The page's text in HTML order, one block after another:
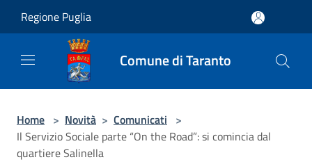
Regione Puglia
Comune di Taranto
Home > Novità > Comunicati >
Il Servizio Sociale parte “On the Road”: si comincia dal
quartiere Salinella